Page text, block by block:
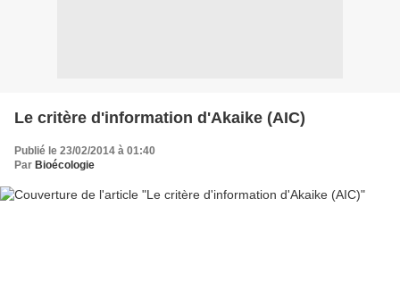
Le critère d'information d'Akaike (AIC)
Publié le 23/02/2014 à 01:40
Par Bioécologie